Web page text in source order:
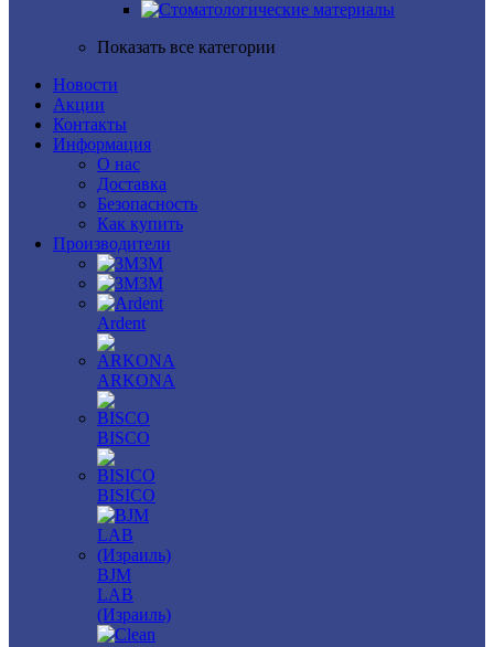
Показать все категории
Новости
Акции
Контакты
Информация
О нас
Доставка
Безопасность
Как купить
Производители
3M
3М
Ardent
ARKONA
BISCO
BISICO
BJM
LAB
(Израиль)